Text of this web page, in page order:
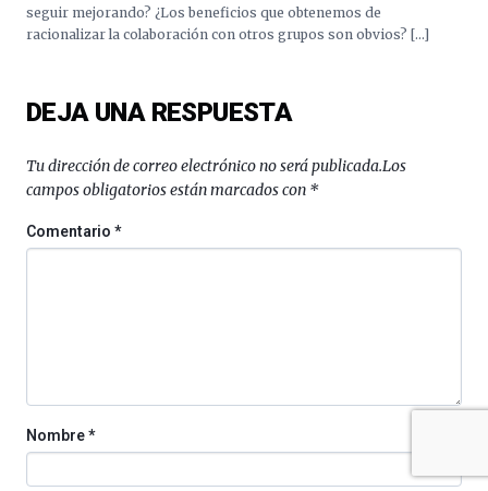
Cátedra…
seguir mejorando? ¿Los beneficios que obtenemos de
racionalizar la colaboración con otros grupos son obvios? […]
DEJA UNA RESPUESTA
Tu dirección de correo electrónico no será publicada.Los
campos obligatorios están marcados con *
Comentario*
Nombre*